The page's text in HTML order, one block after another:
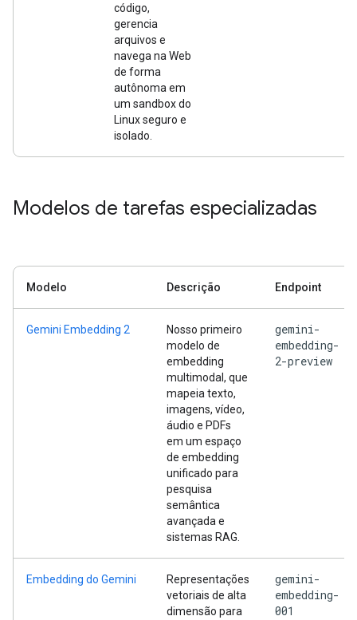
código,
gerencia
arquivos e
navega na Web
de forma
autônoma em
um sandbox do
Linux seguro e
isolado.
Modelos de tarefas especializadas
Modelo Descrição Endpoint
Gemini Embedding 2
Nosso primeiro
modelo de
embedding
multimodal, que
mapeia texto,
imagens, vídeo,
áudio e PDFs
em um espaço
de embedding
unificado para
pesquisa
semântica
avançada e
sistemas RAG.
gemini-
embedding-
2-preview
Embedding do Gemini
Representações
vetoriais de alta
dimensão para
gemini-
embedding-
001